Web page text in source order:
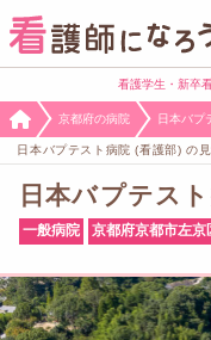
看護学生・新卒
京都府の病院 日本バプ
日本バプテスト病院 (看護部) の
日本バプテス
一般病院 京都府京都市左京